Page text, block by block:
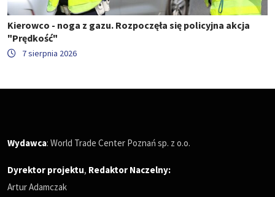
Kierowco - noga z gazu. Rozpoczęła się policyjna akcja
"Prędkość"
7 sierpnia 2026
Wydawca: World Trade Center Poznań sp. z o.o.
Dyrektor projektu, Redaktor Naczelny:
Artur Adamczak